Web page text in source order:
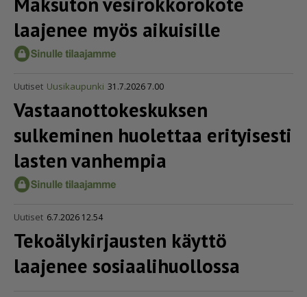
laajenee myös aikuisille
Uutiset Uusikaupunki 31.7.2026 7.00
Vastaa­not­to­kes­kuksen
sulkeminen huolettaa erityisesti
lasten vanhempia
Uutiset 6.7.2026 12.54
Tekoä­ly­kir­jausten käyttö
laajenee sosia­a­li­huol­lossa